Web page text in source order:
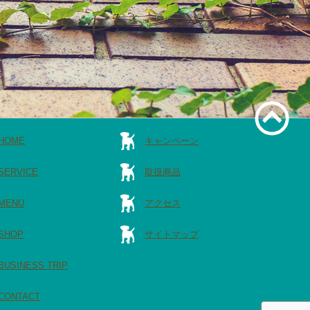
TRIP
キャンペーン
取扱商品
アクセス
サイトマップ